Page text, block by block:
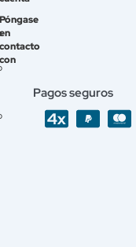
Póngase
contacto
con
Pagos seguros